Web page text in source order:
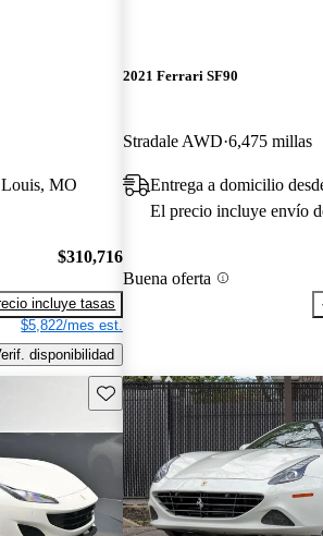
Louis, MO
$310,716
incluye tasas
$5,822/mes est.
disponibilidad
2021 Ferrari SF90
Stradale AWD 6,475 millas
Entrega a domicilio
El precio incluye envío
Buena oferta
Guarda este Aviso